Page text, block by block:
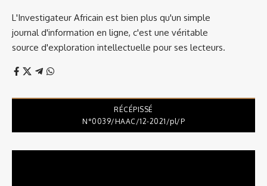
L'Investigateur Africain est bien plus qu'un simple
journal d'information en ligne, c'est une véritable
source d'exploration intellectuelle pour ses lecteurs.
RÉCÉPISSÉ
N°0039/HAAC/12-2021/pl/P